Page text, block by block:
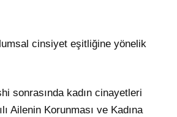
cinsiyet eşitliğine yönelik
sonrasında kadın cinayetleri
Ailenin Korunması ve Kadına